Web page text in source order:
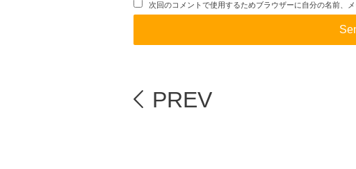
次回のコメントで使用するためブラウザーに自分の名前、
PREV